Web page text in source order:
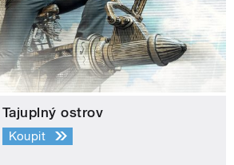
Tajuplný ostrov
Koupit